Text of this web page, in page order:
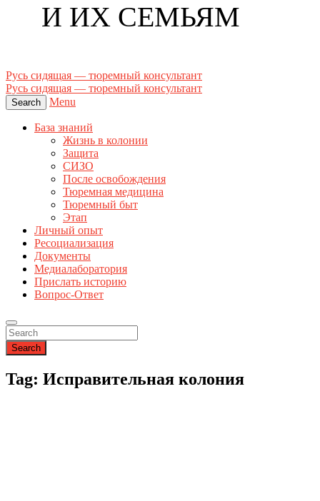
И ИХ СЕМЬЯМ
Русь сидящая — тюремный консультант
Русь сидящая — тюремный консультант
Search Menu
База знаний
Жизнь в колонии
Защита
СИЗО
После освобождения
Тюремная медицина
Тюремный быт
Этап
Личный опыт
Ресоциализация
Документы
Медиалаборатория
Прислать историю
Вопрос-Ответ
Search
Tag: Исправительная колония